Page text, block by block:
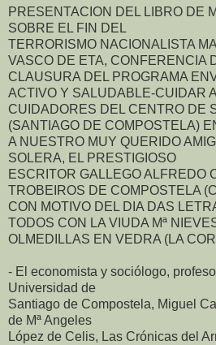
PRESENTACION DEL LIBRO DE
SOBRE EL FIN DEL
TERRORISMO NACIONALISTA
VASCO DE ETA, CONFERENCIA
CLAUSURA DEL PROGRAMA
ACTIVO Y SALUDABLE-CUIDAR
CUIDADORES DEL CENTRO DE
(SANTIAGO DE COMPOSTELA)
A NUESTRO MUY QUERIDO
SOLERA, EL PRESTIGIOSO
ESCRITOR GALLEGO ALFREDO
TROBEIROS DE COMPOSTELA
CON MOTIVO DEL DIA DAS
TODOS CON LA VIUDA Mª
OLMEDILLAS EN VEDRA (LA
- El economista y sociólogo,
Universidad de
Santiago de Compostela, Miguel
de Mª Angeles
López de Celis, Las Crónicas del